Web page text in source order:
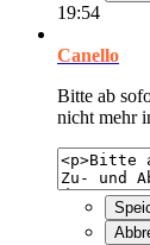
19:54
Canello
Bitte ab
nicht mehr